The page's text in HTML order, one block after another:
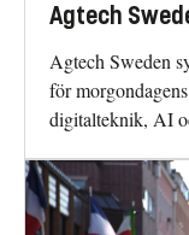
Agtech
Agtech Sweden
för
digitalteknik, AI